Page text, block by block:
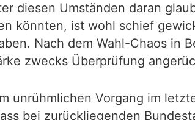
diesen Umständen daran
könnten, ist wohl schief
Nach dem Wahl-Chaos in
zwecks Überprüfung
Vorgang im
bei zurückliegenden